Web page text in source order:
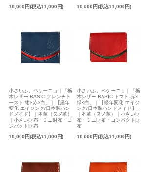
10,000円(税込11,000円)
10,000円(税込11,000円)
小さいふ。ペケーニョ｜「栃
木レザー BASIC フレンチト
ースト 紺×赤×白」｜【経年
変化 エイジング/日本製ハン
ドメイド】｜本革（ヌメ革）
｜小さい財布・ミニ財布・コ
ンパクト財布
10,000円(税込11,000円)
小さいふ。ペケーニョ｜「栃
木レザー BASIC トマト 赤×
緑×白」｜【経年変化 エイジ
ング/日本製ハンドメイド】
｜本革（ヌメ革）｜小さい財
布・ミニ財布・コンパクト財
布
10,000円(税込11,000円)